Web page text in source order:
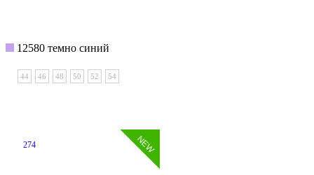
12580 темно синий
44 46 48 50 52 54
274